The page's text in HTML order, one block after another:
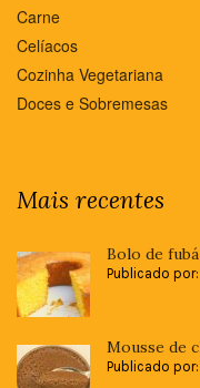
Carne
Celíacos
Cozinha Vegetariana
Doces e Sobremesas
Mais recentes
Bolo de
Publicado
Mousse de
Publicado